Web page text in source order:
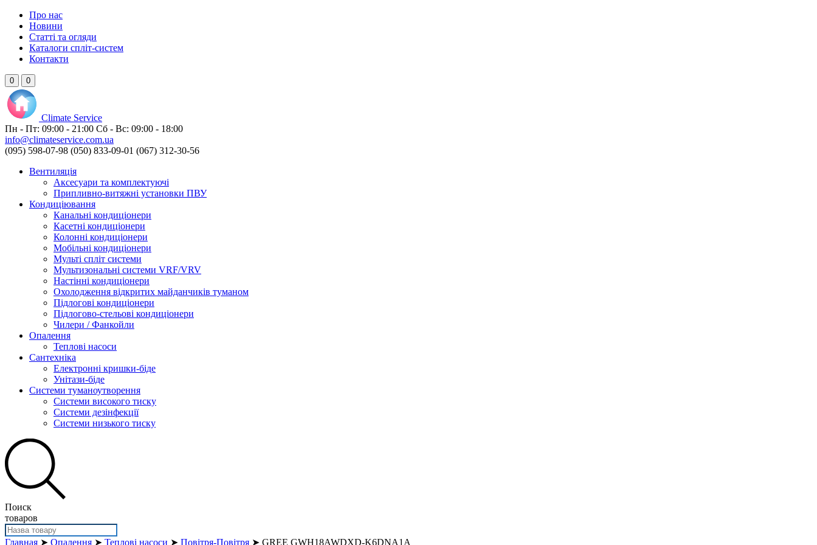
Про нас
Новини
Статті та огляди
Каталоги спліт-систем
Контакти
0 0
Climate Service
Пн - Пт: 09:00 - 21:00 Сб - Вс: 09:00 - 18:00
info@climateservice.com.ua
(095) 598-07-98 (050) 833-09-01 (067) 312-30-56
Вентиляція
Аксесуари та комплектуючі
Припливно-витяжні установки ПВУ
Кондиціювання
Канальні кондиціонери
Касетні кондиціонери
Колонні кондиціонери
Мобільні кондиціонери
Мульті спліт системи
Мультизональні системи VRF/VRV
Настінні кондиціонери
Охолодження відкритих майданчиків туманом
Підлогові кондиціонери
Підлогово-стельові кондиціонери
Чилери / Фанкойли
Опалення
Теплові насоси
Сантехніка
Електронні кришки-біде
Унітази-біде
Системи туманоутворення
Системи високого тиску
Системи дезінфекції
Системи низького тиску
Поиск
товаров
Главная ➤ Опалення ➤ Теплові насоси ➤ Повітря-Повітря ➤ GREE GWH18AWDXD-K6DNA1A